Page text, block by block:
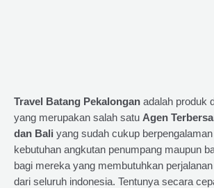
Travel Batang Pekalongan adalah produk
yang merupakan salah satu Agen
dan Bali yang sudah cukup
kebutuhan angkutan penumpang maupun
bagi mereka yang membutuhkan
dari seluruh indonesia. Tentunya secara